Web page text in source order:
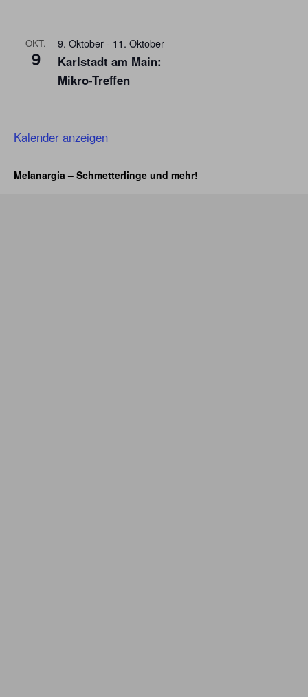
OKT.
9
9. Oktober- 11. Oktober
Karlstadt am Main:
Mikro-Treffen
Kalender anzeigen
Melanargia – Schmetterlinge und mehr!